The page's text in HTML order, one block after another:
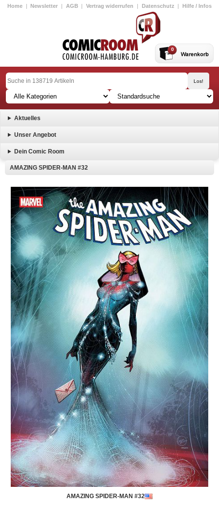
Home | Newsletter | AGB | Vertrag widerrufen | Datenschutz | Hilfe / Infos
0
Aktuelles
Unser Angebot
Dein Comic Room
AMAZING SPIDER-MAN #32
AMAZING SPIDER-MAN #32